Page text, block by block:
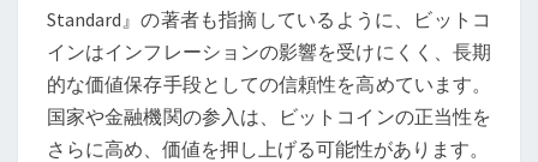
Standard』の著者も指摘しているように、ビットコ
インはインフレーションの影響を受けにくく、長期
的な価値保存手段としての信頼性を高めています。
国家や金融機関の参入は、ビットコインの正当性を
さらに高め、価値を押し上げる可能性があります。